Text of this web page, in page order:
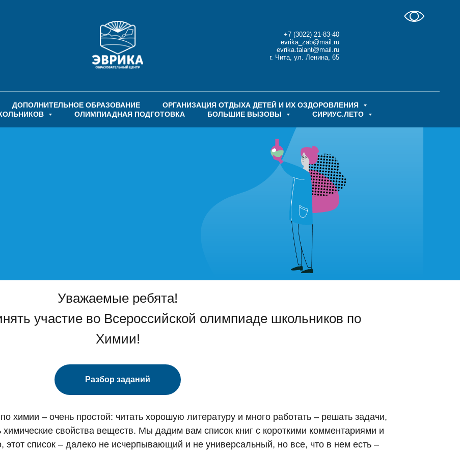
+7 (3022) 21-83-40
evrika_zab@mail.ru
evrika.talant@mail.ru
г. Чита, ул. Ленина, 65
ДОПОЛНИТЕЛЬНОЕ ОБРАЗОВАНИЕ
ОРГАНИЗАЦИЯ ОТДЫХА ДЕТЕЙ И ИХ ОЗДОРОВЛЕНИЯ
ОЛИМПИАДНАЯ ПОДГОТОВКА БОЛЬШИЕ ВЫЗОВЫ СИРИУС.ЛЕТО
Уважаемые ребята!
участие во Всероссийской олимпиаде школьников по
Химии!
Разбор заданий
химии – очень простой: читать хорошую литературу и много работать – решать задачи,
свойства веществ. Мы дадим вам список книг с короткими комментариями и
этот список – далеко не исчерпывающий и не универсальный, но все, что в нем есть –